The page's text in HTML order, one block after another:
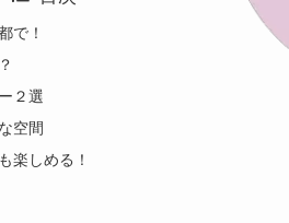
で！
２選
空間
楽しめる！